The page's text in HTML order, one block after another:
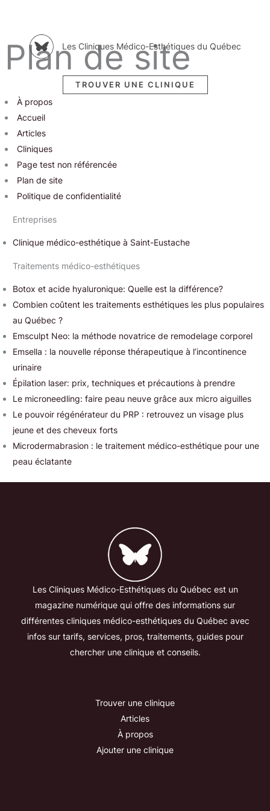
au
Les Cliniques Médico-Esthétiques du Québec
TROUVER UNE CLINIQUE
Plan de site
À propos
Accueil
Articles
Cliniques
Page test non référencée
Plan de site
Politique de confidentialité
Entreprises
Clinique médico-esthétique à Saint-Eustache
Traitements médico-esthétiques
Botox et acide hyaluronique: Quelle est la différence?
Combien coûtent les traitements esthétiques les plus populaires
au Québec ?
Emsculpt Neo: la méthode novatrice de remodelage corporel
Emsella : la nouvelle réponse thérapeutique à l’incontinence
urinaire
Épilation laser: prix, techniques et précautions à prendre
Le microneedling: faire peau neuve grâce aux micro aiguilles
Le pouvoir régénérateur du PRP : retrouvez un visage plus
jeune et des cheveux forts
Microdermabrasion : le traitement médico-esthétique pour une
peau éclatante
LesCliniquesMédico-Esthétiquesdu Québec estun
magazine numérique qui offre des informations sur
différentescliniquesmédico-esthétiquesdu Québec avec
infos sur tarifs, services, pros, traitements, guides pour
chercher une clinique et conseils.
Trouver une clinique
Articles
À propos
Ajouter une clinique